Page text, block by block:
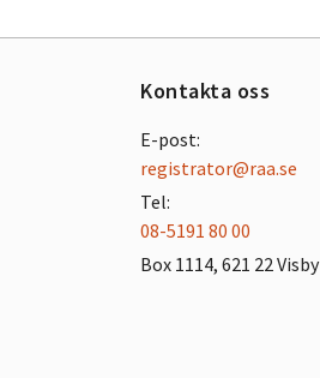
Kontakta oss
E-post:
registrator@raa.se
Tel:
08-5191 80 00
Box 1114, 621 22 Visby